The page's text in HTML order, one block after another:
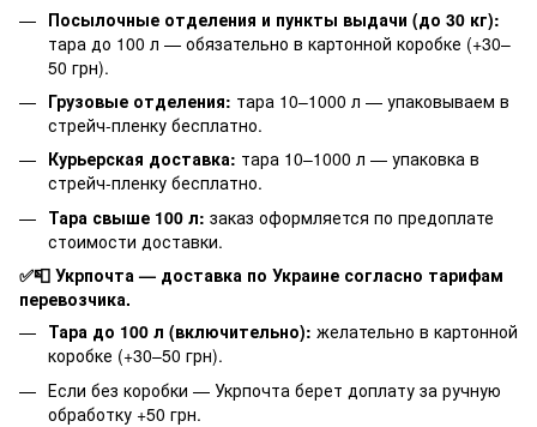
Посылочные отделения и пункты выдачи (до 30 кг):
тара до 100 л — обязательно в картонной коробке (+30–
50 грн).
Грузовые отделения: тара 10–1000 л — упаковываем в
стрейч-пленку бесплатно.
Курьерская доставка: тара 10–1000 л — упаковка в
стрейч-пленку бесплатно.
Тара свыше 100 л: заказ оформляется по предоплате
стоимости доставки.
✅📮 Укрпочта — доставка по Украине согласно тарифам
перевозчика.
Тара до 100 л (включительно): желательно в картонной
коробке (+30–50 грн).
Если без коробки — Укрпочта берет доплату за ручную
обработку +50 грн.